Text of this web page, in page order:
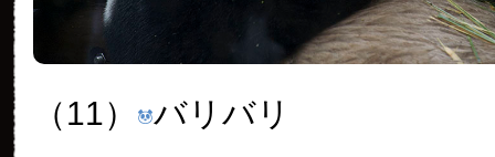
（11） バリバリ